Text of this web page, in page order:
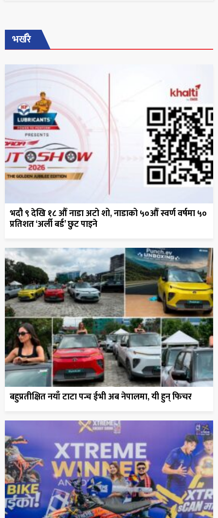
भर्खरै
भदौ ९ देखि १८ औँ नाडा अटो शो, नाडाको ५०औँ स्वर्ण वर्षमा ५०
प्रतिशत ‘अर्ली बर्ड’ छुट पाइने
बहुप्रतीक्षित नयाँ टाटा पन्च ईभी अब नेपालमा, यी हुन् फिचर